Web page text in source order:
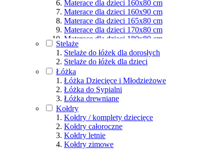
Materace dla dzieci 160x80 cm
Materace dla dzieci 160x90 cm
Materace dla dzieci 165x80 cm
Materace dla dzieci 170x80 cm
Materace dla dzieci 180x80 cm
Materace dla dzieci 180x90 cm
Materace dla dzieci 190x80 cm
Materace dla dzieci 190x90 cm
Materace dla dzieci 200x80 cm
Materace dla dzieci 200x90 cm
Materace dla dzieci 200x100 cm
Materace dla dzieci 200x120 cm
Materace dla dzieci 200x140 cm
Materace dla dzieci 200x160 cm
Materace dla dzieci 200x180 cm
Materace dla dzieci 200x200 cm
Stelaże
Stelaże do łóżek dla dorosłych
Stelaże do łóżek dla dzieci
Łóżka
Łóżka Dziecięce i Młodzieżowe
Łóżka do Sypialni
Łóżka drewniane
Kołdry
Kołdry / komplety dziecięce
Kołdry całoroczne
Kołdry letnie
Kołdry zimowe